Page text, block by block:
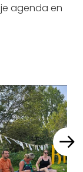
agenda en